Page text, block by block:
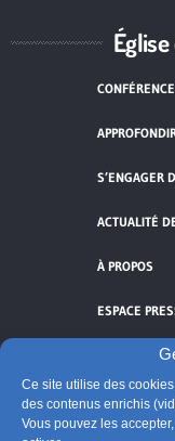
Ce site utilise des
des contenus enrichis
Vous pouvez les
S’ENGAGER
ACTUALITÉ
À PROPOS
ESPACE